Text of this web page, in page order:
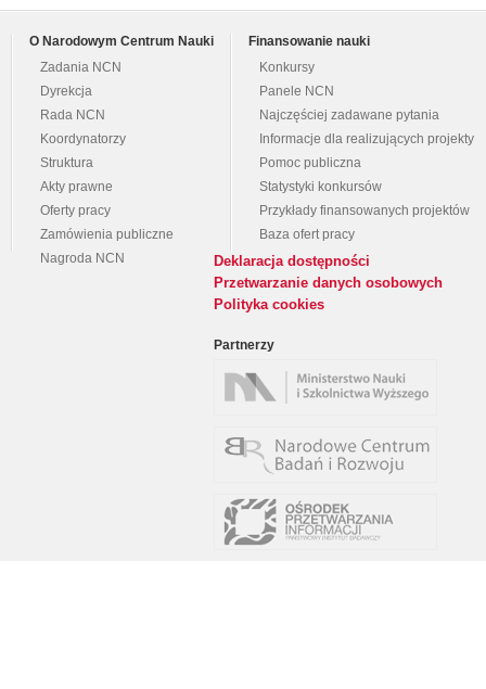
O Narodowym Centrum Nauki
Zadania NCN
Dyrekcja
Rada NCN
Koordynatorzy
Struktura
Akty prawne
Oferty pracy
Zamówienia publiczne
Nagroda NCN
Finansowanie nauki
Konkursy
Panele NCN
Najczęściej zadawane pytania
Informacje dla realizujących projekty
Pomoc publiczna
Statystyki konkursów
Przykłady finansowanych projektów
Baza ofert pracy
Deklaracja dostępności
Przetwarzanie danych osobowych
Polityka cookies
Partnerzy